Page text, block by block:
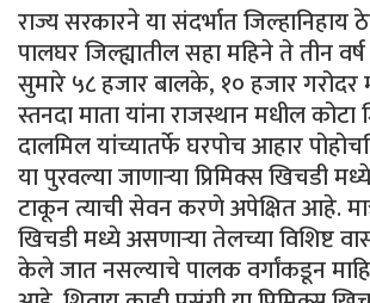
राज्य सरकारने या संदर्भात
पालघर जिल्ह्यातील सहा महिने ते तीन
सुमारे ५८ हजार बालके, १० हजार गरोदर
स्तनदा माता यांना राजस्थान मधील कोटा
दालमिल यांच्यातर्फे घरपोच आहार
या पुरवल्या जाणाऱ्या प्रिमिक्स खिचडी
टाकून त्याची सेवन करणे अपेक्षित आहे.
खिचडी मध्ये असणाऱ्या तेलच्या विशिष्ट
केले जात नसल्याचे पालक वर्गांकडून